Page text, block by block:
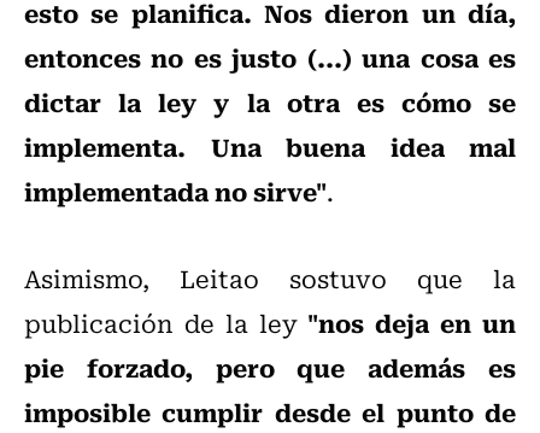
esto se planifica. Nos dieron un día,
entonces no es justo (...) una cosa es
dictar la ley y la otra es cómo se
implementa. Una buena idea mal
implementada no sirve".
Asimismo, Leitao sostuvo que la
publicación de la ley "nos deja en un
pie forzado, pero que además es
imposible cumplir desde el punto de